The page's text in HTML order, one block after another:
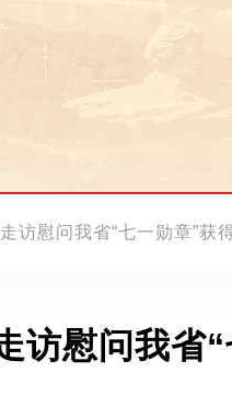
访慰问我省“七一勋章”获
访慰问我省